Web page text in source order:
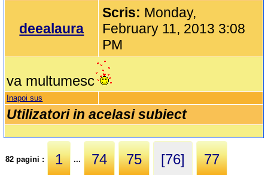
deealaura
Scris: Monday,
February 11, 2013 3:08
PM
va multumesc
Inapoi sus
Utilizatori in acelasi subiect
82 pagini : 1 ... 74 75 [76] 77